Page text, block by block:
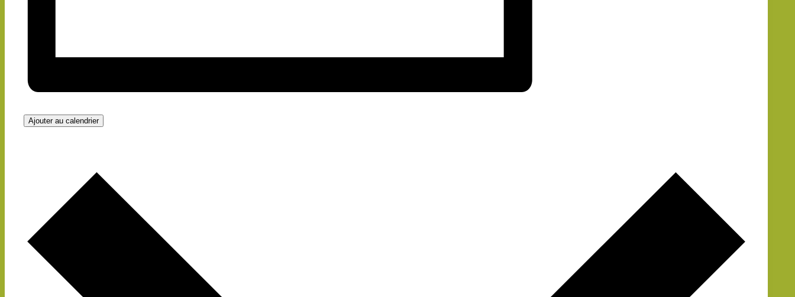
Ajouter au calendrier